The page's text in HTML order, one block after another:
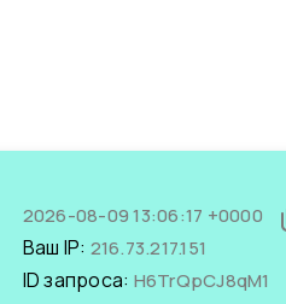
2026-08-09 13:06:17 +0000
Ваш IP: 216.73.217.151
ID запроса: H6TrQpCJ8qM1